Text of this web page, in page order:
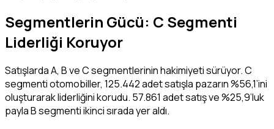
Segmentlerin Gücü: C Segmenti
Liderliği Koruyor
Satışlarda A, B ve C segmentlerinin hakimiyeti sürüyor. C
segmenti otomobiller, 125.442 adet satışla pazarın %56,1’ini
oluşturarak liderliğini korudu. 57.861 adet satış ve %25,9’luk
payla B segmenti ikinci sırada yer aldı.